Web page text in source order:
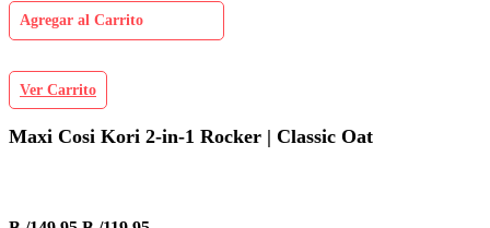
Agregar al Carrito
Ver Carrito
Maxi Cosi Kori 2-in-1 Rocker | Classic Oat